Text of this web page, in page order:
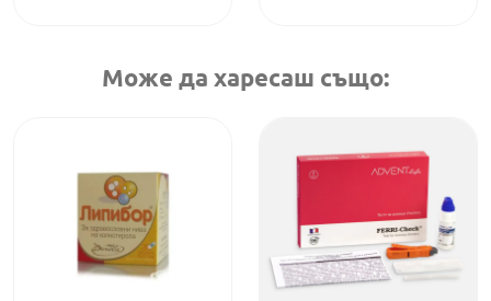
Може да харесаш също: